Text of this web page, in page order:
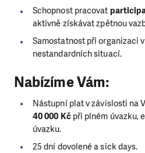
Schopnost pracovat
aktivně získávat zpětnou
Samostatnost při organizaci
nestandardních situací.
Nabízíme Vám:
Nástupní plat v závislosti na
40 000 Kčpři plném úvazku,
úvazku.
25 dní dovolené a sick days.